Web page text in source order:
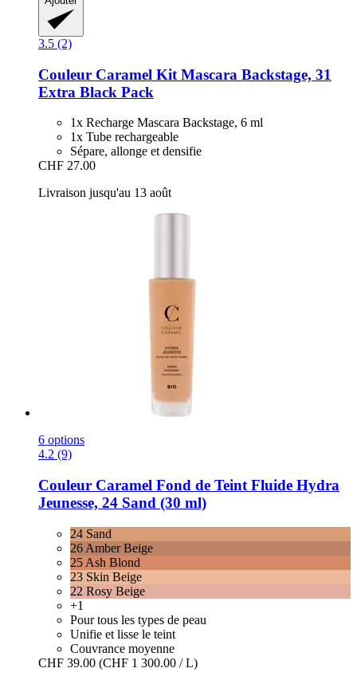
3.5 (2)
Couleur Caramel Kit Mascara Backstage, 31
Extra Black Pack
1x Recharge Mascara Backstage, 6 ml
1x Tube rechargeable
Sépare, allonge et densifie
CHF 27.00
Livraison jusqu'au 13 août
6 options
4.2 (9)
Couleur Caramel Fond de Teint Fluide Hydra
Jeunesse, 24 Sand (30 ml)
24 Sand
26 Amber Beige
25 Ash Blond
23 Skin Beige
22 Rosy Beige
+1
Pour tous les types de peau
Unifie et lisse le teint
Couvrance moyenne
CHF 39.00 (CHF 1 300.00 / L)